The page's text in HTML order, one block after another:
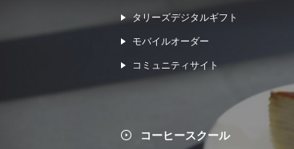
タリーズデジタルギフト
モバイルオーダー
コミュニティサイト
コーヒースクール